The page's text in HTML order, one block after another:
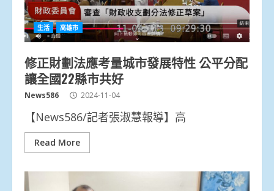
生活 高雄市
修正財劃法應考量城市發展特性 公平分配
讓全國22縣市共好
News586 2024-11-04
【News586/記者張淑慧報導】高
Read More